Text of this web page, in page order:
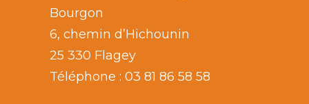
Bourgon
6, chemin d’Hichounin
25 330 Flagey
Téléphone : 03 81 86 58 58